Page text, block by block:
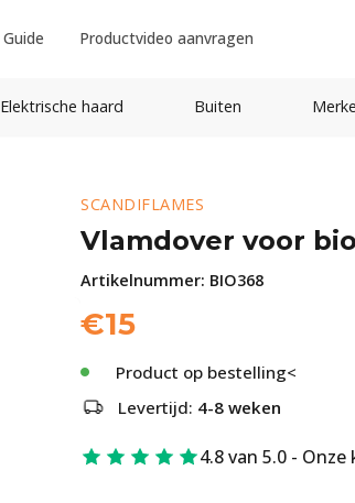
Guide Productvideo aanvragen
Elektrische haard Buiten
SCANDIFLAMES
Vlamdover voor
Artikelnummer: BIO368
€15
Product op bestelling<
Levertijd: 4-8 weken
4.8 van 5.0 -